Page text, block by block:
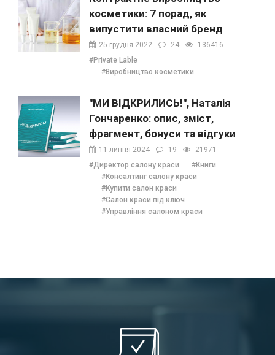
косметики: 7 порад, як
випустити власний бренд
25 грудня 2022 24
136416
#Private Lable
#Виробництво косметики
"МИ ВІДКРИЛИСЬ!", Наталія
Гончаренко: опис, зміст,
фрагмент, бонуси та відгуки
11 липня 2024 19
21971
#Директор салону краси
#Книги
#Консалтинг салону краси
#Купити салон краси
#Салон краси під ключ
#Управління салоном краси